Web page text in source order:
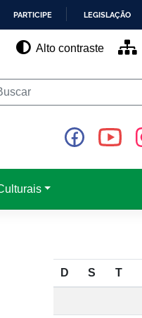
PARTICIPE LEGISLAÇÃO
Alto contraste
D S T